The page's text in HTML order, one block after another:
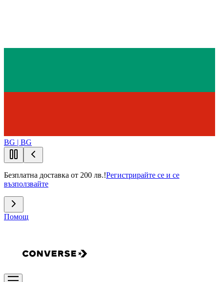
BG | BG
Безплатна доставка от 200 лв.!Регистрирайте се и се
възползвайте
Помощ